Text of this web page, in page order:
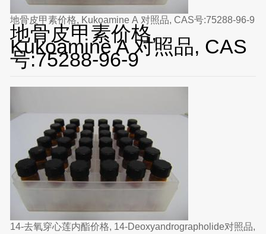
地骨皮甲素价格, Kukoamine A 对照品, CAS号:75288-96-9
地骨皮甲素价格,
Kukoamine A 对照品, CAS
号:75288-96-9
14-去氧穿心莲内酯价格, 14-Deoxyandrographolide对照品,